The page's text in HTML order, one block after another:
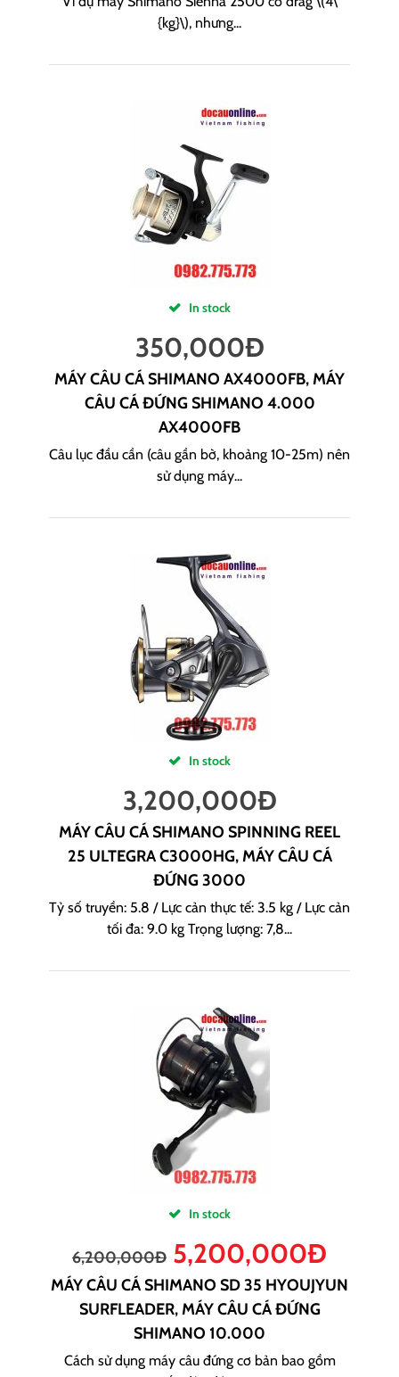
{kg}\), nhưng...
In stock
350,000Đ
MÁY CÂU CÁ SHIMANO AX4000FB, MÁY
CÂU CÁ ĐỨNG SHIMANO 4.000
AX4000FB
Câu lục đầu cần (câu gần bờ, khoảng 10-25m) nên
sử dụng máy...
In stock
3,200,000Đ
MÁY CÂU CÁ SHIMANO SPINNING REEL
25 ULTEGRA C3000HG, MÁY CÂU CÁ
ĐỨNG 3000
Tỷ số truyền: 5.8 / Lực cản thực tế: 3.5 kg / Lực cản
tối đa: 9.0 kg Trọng lượng: 7,8...
In stock
6,200,000Đ 5,200,000Đ
MÁY CÂU CÁ SHIMANO SD 35 HYOUJYUN
SURFLEADER, MÁY CÂU CÁ ĐỨNG
SHIMANO 10.000
Cách sử dụng máy câu đứng cơ bản bao gồm